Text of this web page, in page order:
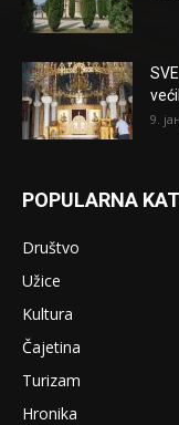
9.
POPULARNA
Društvo
Užice
Kultura
Čajetina
Turizam
Hronika